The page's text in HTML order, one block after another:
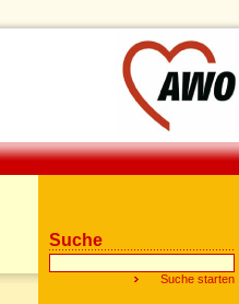
Suche